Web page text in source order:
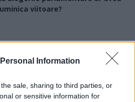
Information
sale, sharing to third parties, or
or sensitive information for
viitoare?